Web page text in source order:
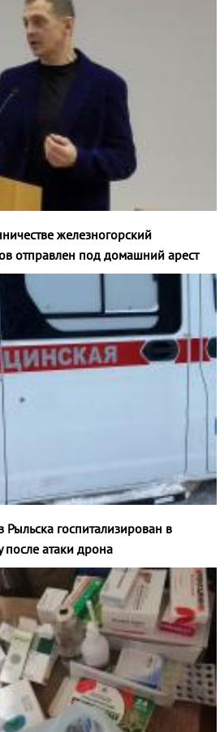
железногорский
отправлен под домашний арест
госпитализирован в
атаки дрона